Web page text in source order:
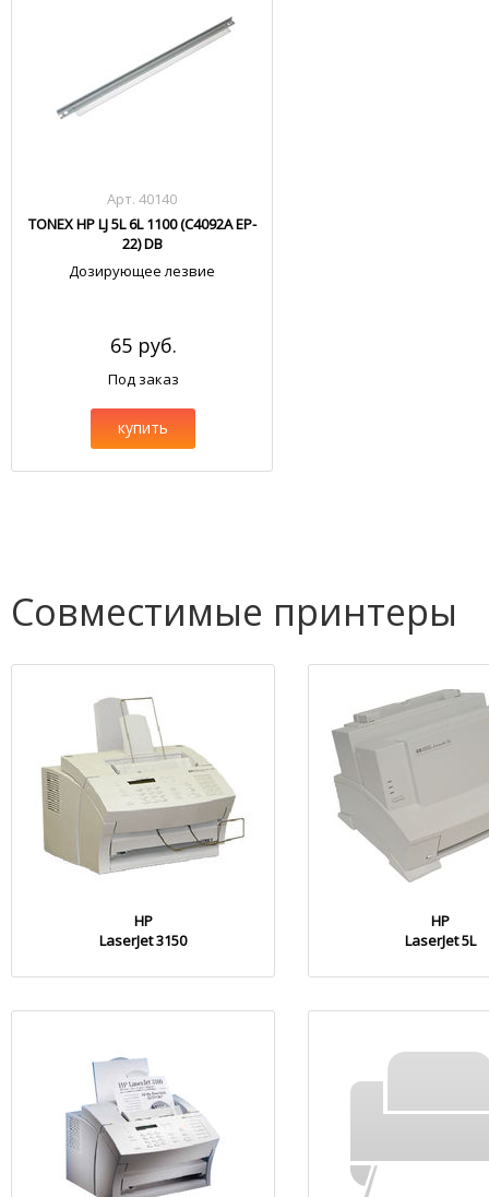
Арт. 40140
TONEX HP LJ 5L 6L 1100 (C4092A EP-
22) DB
Дозирующее лезвие
65 руб.
Под заказ
купить
Совместимые принтеры
HP
LaserJet 3150
HP
LaserJet 5L